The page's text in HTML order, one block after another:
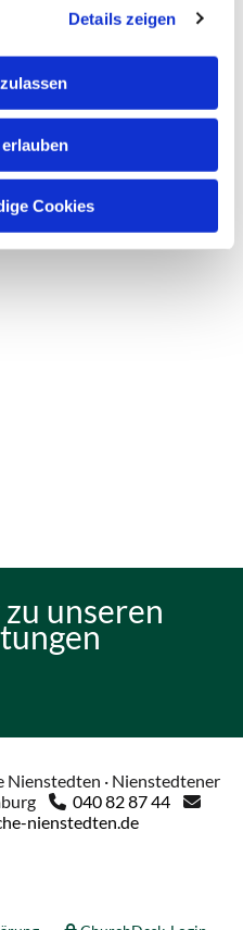
Details zeigen
Cookies
unseren
Nienstedten · Nienstedtener
 040 82 87 44 
nienstedten.de